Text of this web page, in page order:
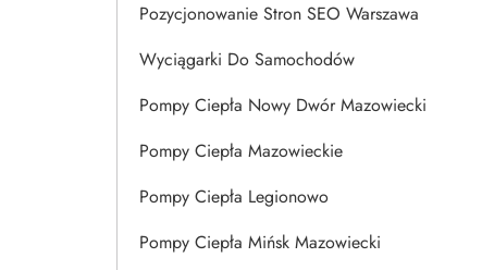
Pozycjonowanie Stron SEO Warszawa
Wyciągarki Do Samochodów
Pompy Ciepła Nowy Dwór Mazowiecki
Pompy Ciepła Mazowieckie
Pompy Ciepła Legionowo
Pompy Ciepła Mińsk Mazowiecki